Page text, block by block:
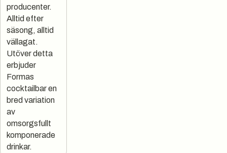
producenter.
Alltid efter
säsong, alltid
vällagat.
Utöver detta
erbjuder
Formas
cocktailbar en
bred variation
av
omsorgsfullt
komponerade
drinkar.